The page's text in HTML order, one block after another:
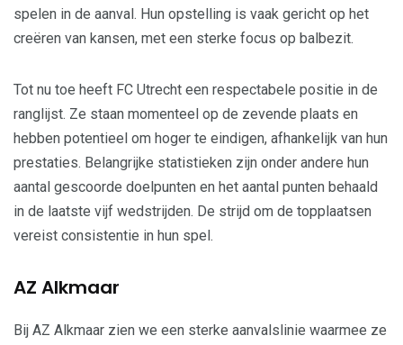
spelen in de aanval. Hun opstelling is vaak gericht op het
creëren van kansen, met een sterke focus op balbezit.
Tot nu toe heeft FC Utrecht een respectabele positie in de
ranglijst. Ze staan momenteel op de zevende plaats en
hebben potentieel om hoger te eindigen, afhankelijk van hun
prestaties. Belangrijke statistieken zijn onder andere hun
aantal gescoorde doelpunten en het aantal punten behaald
in de laatste vijf wedstrijden. De strijd om de topplaatsen
vereist consistentie in hun spel.
AZ Alkmaar
Bij AZ Alkmaar zien we een sterke aanvalslinie waarmee ze